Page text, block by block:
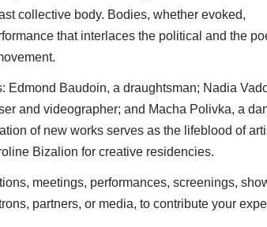
collective body. Bodies, whether evoked,
that interlaces the political and the
Edmond Baudoin, a draughtsman; Nadia
and videographer; and Macha Polivka, a
of new works serves as the lifeblood of
Bizalion for creative residencies.
meetings, performances, screenings,
partners, or media, to contribute your